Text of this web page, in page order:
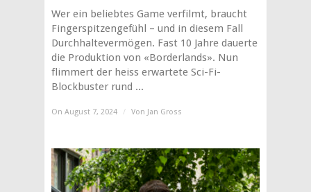
Wer ein beliebtes Game verfilmt, braucht
Fingerspitzengefühl – und in diesem Fall
Durchhaltevermögen. Fast 10 Jahre dauerte
die Produktion von «Borderlands». Nun
flimmert der heiss erwartete Sci-Fi-
Blockbuster rund ...
On August 7, 2024 / Von Jan Gross